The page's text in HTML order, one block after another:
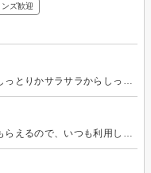
ンズ歓迎